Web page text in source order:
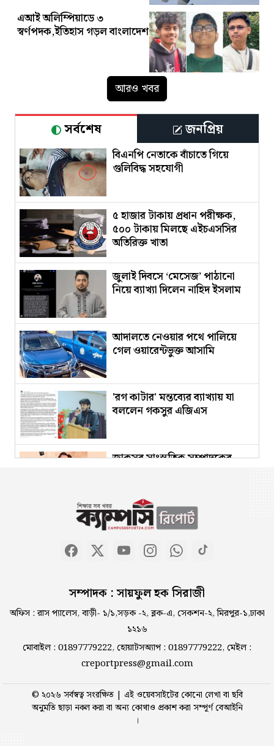
এআই অলিম্পিয়াডে ৩
স্বর্ণপদক,ইতিহাস গড়ল বাংলাদেশ
আরও খবর
সর্বশেষ জনপ্রিয়
বিএনপি নেতাকে বাঁচাতে গিয়ে
গুলিবিদ্ধ সহযোগী
৫ হাজার টাকায় প্রধান পরীক্ষক,
৫০০ টাকায় মিলছে এইচএসসির
অতিরিক্ত খাতা
জুলাই দিবসে ‘মেসেজ’ পাঠানো
নিয়ে ব্যাখ্যা দিলেন নাহিদ ইসলাম
আদালতে নেওয়ার পথে পালিয়ে
গেল ওয়ারেন্টভুক্ত আসামি
'রগ কাটার' মন্তব্যের ব্যাখ্যায় যা
বললেন গকসুর এজিএস
জাকসুর সাংস্কৃতিক সম্পাদকের
ব্যাংক ঋণের এক-তৃতীয়াংশই চুরি
হয়ে গেছে : গভর্নর
আইসিইউতে পাকিস্তান হাইকমিশনার
বাংলাদেশে আসছেন ভারত ও
পাকিস্তানের জননন্দিত দুই তরুণ
স্পিকার
বিটিভির মহাপরিচালক হলেন কাজী
জেসিন
সম্পাদক : সায়ফুল হক সিরাজী
অফিস : রাস প্যালেস, বাড়ী- ১/১,সড়ক -২, ব্লক-এ, সেকশন-২, মিরপুর-১,ঢাকা
১২১৬
মোবাইল : 01897779222, হোয়াটসঅ্যাপ : 01897779222, মেইল :
creportpress@gmail.com
© ২০২৬ সর্বস্বত্ব সংরক্ষিত | এই ওয়েবসাইটের কোনো লেখা বা ছবি
অনুমতি ছাড়া নকল করা বা অন্য কোথাও প্রকাশ করা সম্পূর্ণ বেআইনি
।